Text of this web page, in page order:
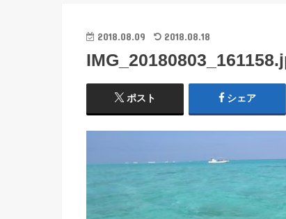
2018.08.09 2018.08.18
ポスト シェア